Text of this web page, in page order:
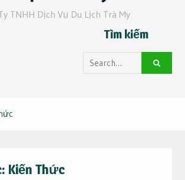
TNHH Dịch Vụ Du Lịch Trà My
Tìm kiếm
Search
for:
Kiến Thức